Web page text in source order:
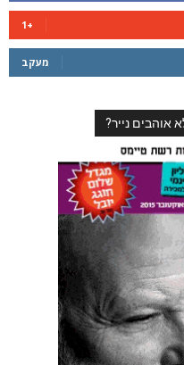
+1
מעקב
אוהבים נייר?